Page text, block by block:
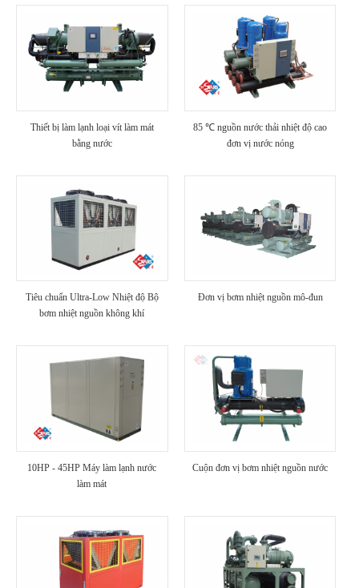
Thiết bị làm lạnh loại vít làm mát
bằng nước
85 ℃ nguồn nước thải nhiệt độ cao
đơn vị nước nóng
Tiêu chuẩn Ultra-Low Nhiệt độ Bộ
bơm nhiệt nguồn không khí
Đơn vị bơm nhiệt nguồn mô-đun
10HP - 45HP Máy làm lạnh nước
làm mát
Cuộn đơn vị bơm nhiệt nguồn nước